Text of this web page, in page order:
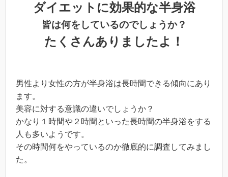
ダイエットに効果的な半身浴
皆は何をしているのでしょうか？
たくさんありましたよ！
男性より女性の方が半身浴は長時間できる傾向にあり
ます。
美容に対する意識の違いでしょうか？
かなり１時間や２時間といった長時間の半身浴をする
人も多いようです。
その時間何をやっているのか徹底的に調査してみまし
た。